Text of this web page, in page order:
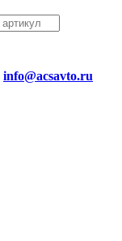
info@acsavto.ru